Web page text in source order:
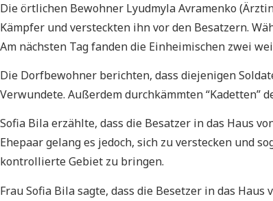
Die örtlichen Bewohner Lyudmyla Avramenko
Kämpfer und versteckten ihn vor den Besatzern.
Am nächsten Tag fanden die Einheimischen zwei
Die Dorfbewohner berichten, dass diejenigen
Verwundete. Außerdem durchkämmten “Kadetten”
Sofia Bila erzählte, dass die Besatzer in das Haus
Ehepaar gelang es jedoch, sich zu verstecken und
kontrollierte Gebiet zu bringen.
Frau Sofia Bila sagte, dass die Besetzer in das